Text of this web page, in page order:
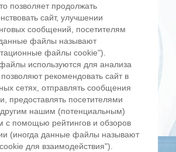
позволяет продолжать
сайт, улучшении
сообщений, посетителям
файлы называют
файлы cookie").
используются для анализа
рекомендовать сайт в
сетях, отправлять сообщения
предоставлять посетителями
другим нашим (потенциальным)
с помощью рейтингов и обзоров
(иногда данные файлы называют
для взаимодействия").